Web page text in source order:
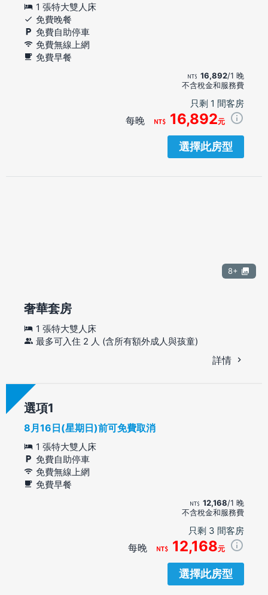
1 張特大雙人床
免費晚餐
免費自助停車
免費無線上網
免費早餐
16,892/1 晚
不含稅金和服務費
只剩 1 間客房
每晚 16,892元
選擇此房型
8+
奢華套房
1 張特大雙人床
最多可入住 2 人 (含所有額外成人與孩童)
詳情
選項
8月16日(星期日)前可免費取消
1 張特大雙人床
免費自助停車
免費無線上網
免費早餐
12,168/1 晚
不含稅金和服務費
只剩 3 間客房
每晚 12,168元
選擇此房型